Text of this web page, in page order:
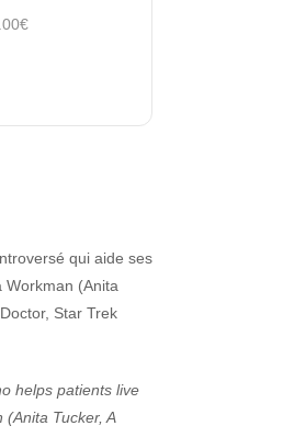
qui aide ses
Workman (Anita
Star Trek
helps patients live
Tucker, A